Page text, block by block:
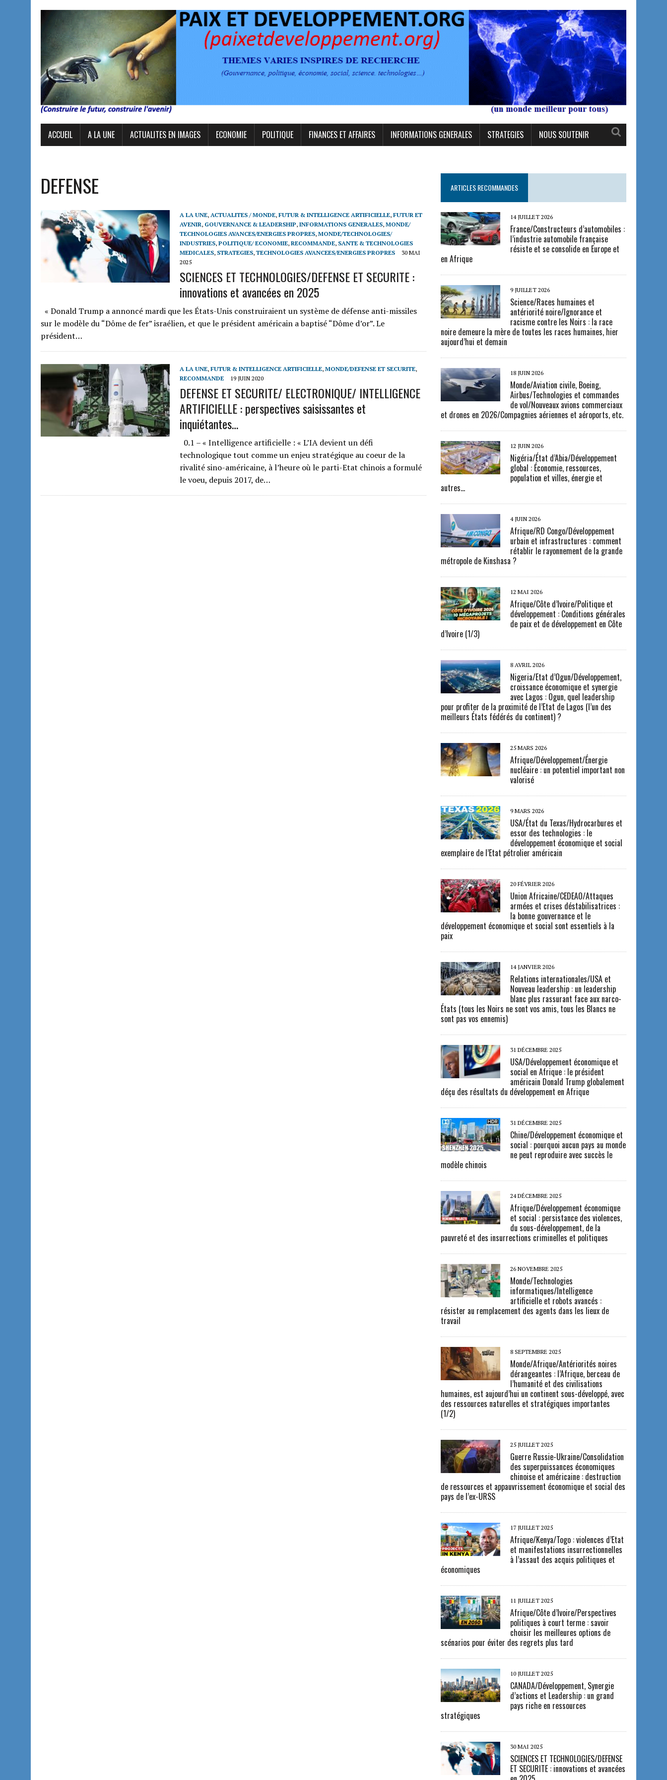
ACCUEIL A LA UNE ACTUALITES EN IMAGES ECONOMIE POLITIQUE FINANCES ET AFFAIRES INFORMATIONS GENERALES STRATEGIES NOUS SOUTENIR
DEFENSE
A LA UNE, ACTUALITES / MONDE, FUTUR & INTELLIGENCE ARTIFICIELLE, FUTUR ET
AVENIR, GOUVERNANCE & LEADERSHIP, INFORMATIONS GENERALES, MONDE/
TECHNOLOGIES AVANCES/ENERGIES PROPRES, MONDE/TECHNOLOGIES/
INDUSTRIES, POLITIQUE/ ECONOMIE, RECOMMANDE, SANTE & TECHNOLOGIES
MEDICALES, STRATEGIES, TECHNOLOGIES AVANCEES/ENERGIES PROPRES
30 MAI
2025
SCIENCES ET TECHNOLOGIES/DEFENSE ET SECURITE :
innovations et avancées en 2025
« Donald Trump a annoncé mardi que les États-Unis construiraient un système de défense anti-missiles
sur le modèle du “Dôme de fer” israélien, et que le président américain a baptisé “Dôme d’or”. Le
président…
A LA UNE, FUTUR & INTELLIGENCE ARTIFICIELLE, MONDE/DEFENSE ET SECURITE,
RECOMMANDE
19 JUIN 2020
DEFENSE ET SECURITE/ ELECTRONIQUE/ INTELLIGENCE
ARTIFICIELLE : perspectives saisissantes et
inquiétantes…
0.1 – « Intelligence artificielle : « L’IA devient un défi
technologique tout comme un enjeu stratégique au coeur de la
rivalité sino-américaine, à l’heure où le parti-Etat chinois a formulé
le voeu, depuis 2017, de…
ARTICLES RECOMMANDES
14 JUILLET 2026
France/Constructeurs d’automobiles :
l’industrie automobile française
résiste et se consolide en Europe et
en Afrique
9 JUILLET 2026
Science/Races humaines et
antériorité noire/Ignorance et
racisme contre les Noirs : la race
noire demeure la mère de toutes les races humaines, hier
aujourd’hui et demain
18 JUIN 2026
Monde/Aviation civile, Boeing,
Airbus/Technologies et commandes
de vol/Nouveaux avions commerciaux
et drones en 2026/Compagnies aériennes et aéroports, etc.
12 JUIN 2026
Nigéria/État d’Abia/Développement
global : Économie, ressources,
population et villes, énergie et
autres…
4 JUIN 2026
Afrique/RD Congo/Développement
urbain et infrastructures : comment
rétablir le rayonnement de la grande
métropole de Kinshasa ?
12 MAI 2026
Afrique/Côte d’Ivoire/Politique et
développement : Conditions générales
de paix et de développement en Côte
d’Ivoire (1/3)
8 AVRIL 2026
Nigeria/Etat d’Ogun/Développement,
croissance économique et synergie
avec Lagos : Ogun, quel leadership
pour profiter de la proximité de l’Etat de Lagos (l’un des
meilleurs États fédérés du continent) ?
25 MARS 2026
Afrique/Développement/Énergie
nucléaire : un potentiel important non
valorisé
9 MARS 2026
USA/État du Texas/Hydrocarbures et
essor des technologies : le
développement économique et social
exemplaire de l’Etat pétrolier américain
20 FÉVRIER 2026
Union Africaine/CEDEAO/Attaques
armées et crises déstabilisatrices :
la bonne gouvernance et le
développement économique et social sont essentiels à la
paix
14 JANVIER 2026
Relations internationales/USA et
Nouveau leadership : un leadership
blanc plus rassurant face aux narco-
États (tous les Noirs ne sont vos amis, tous les Blancs ne
sont pas vos ennemis)
31 DÉCEMBRE 2025
USA/Développement économique et
social en Afrique : le président
américain Donald Trump globalement
déçu des résultats du développement en Afrique
31 DÉCEMBRE 2025
Chine/Développement économique et
social : pourquoi aucun pays au monde
ne peut reproduire avec succès le
modèle chinois
24 DÉCEMBRE 2025
Afrique/Développement économique
et social : persistance des violences,
du sous-développement, de la
pauvreté et des insurrections criminelles et politiques
26 NOVEMBRE 2025
Monde/Technologies
informatiques/Intelligence
artificielle et robots avancés :
résister au remplacement des agents dans les lieux de
travail
8 SEPTEMBRE 2025
Monde/Afrique/Antériorités noires
dérangeantes : l’Afrique, berceau de
l’humanité et des civilisations
humaines, est aujourd’hui un continent sous-développé, avec
des ressources naturelles et stratégiques importantes
(1/2)
25 JUILLET 2025
Guerre Russie-Ukraine/Consolidation
des superpuissances économiques
chinoise et américaine : destruction
de ressources et appauvrissement économique et social des
pays de l’ex-URSS
17 JUILLET 2025
Afrique/Kenya/Togo : violences d’Etat
et manifestations insurrectionnelles
à l’assaut des acquis politiques et
économiques
11 JUILLET 2025
Afrique/Côte d’Ivoire/Perspectives
politiques à court terme : savoir
choisir les meilleures options de
scénarios pour éviter des regrets plus tard
10 JUILLET 2025
CANADA/Développement, Synergie
d’actions et Leadership : un grand
pays riche en ressources
stratégiques
30 MAI 2025
SCIENCES ET TECHNOLOGIES/DEFENSE
ET SECURITE : innovations et avancées